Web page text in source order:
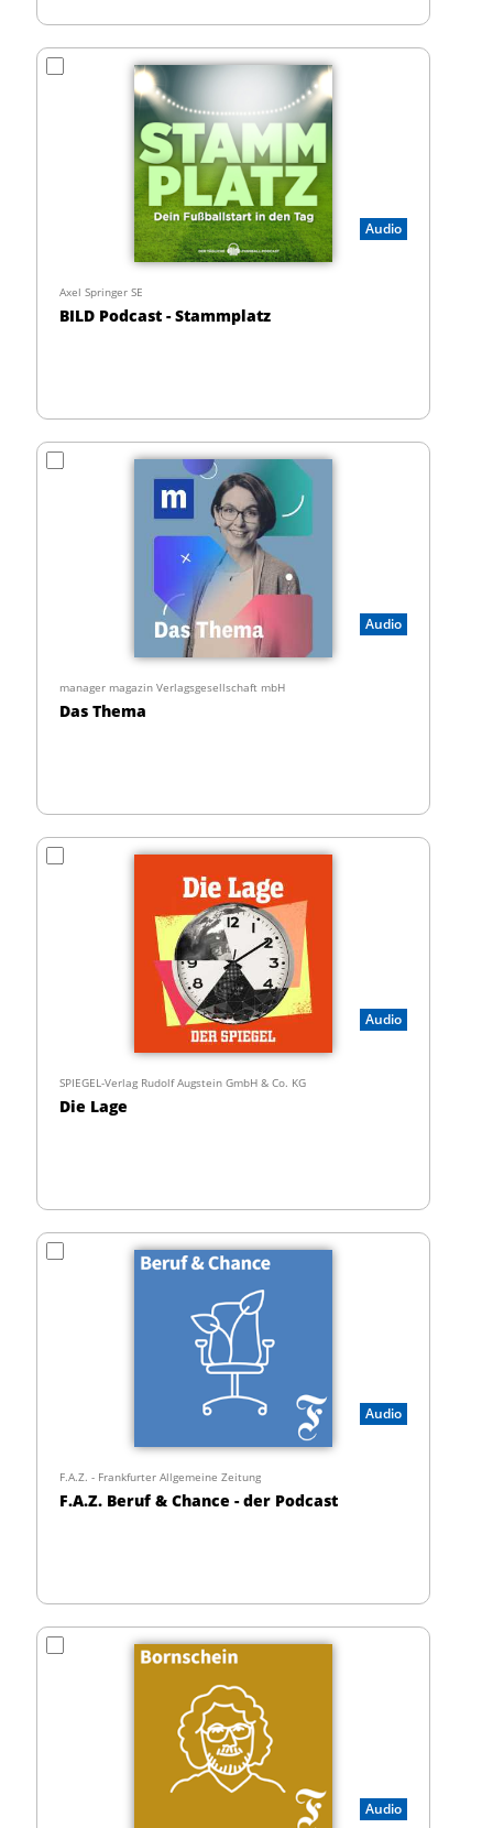
Audio
Axel Springer SE
BILD Podcast - Stammplatz
Audio
manager magazin Verlagsgesellschaft mbH
Das Thema
Audio
SPIEGEL-Verlag Rudolf Augstein GmbH & Co. KG
Die Lage
Audio
F.A.Z. - Frankfurter Allgemeine Zeitung
F.A.Z. Beruf & Chance - der Podcast
Audio